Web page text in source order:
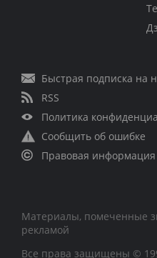
Быстрая подписка на
RSS
Политика
Сообщить об ошибке
Правовая информация
Материалы, помеченные
рекламой
Все права защищены ©